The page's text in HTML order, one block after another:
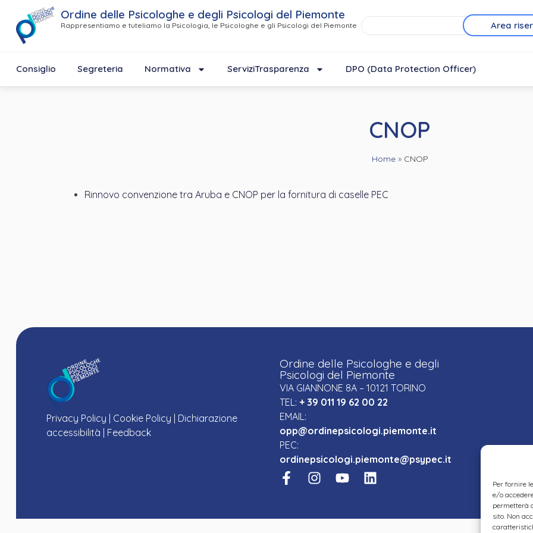
Per fornire
e/o
permetterà
sito. Non
Ordine delle Psicologhe e degli Psicologi del Piemonte
Rappresentiamo e tuteliamo la Psicologia, le Psicologhe e gli Psicologi del Piemonte Area
Consiglio Segreteria Normativa ServiziTrasparenza DPO (Data Protection Officer)
CNOP
Home» CNOP
Rinnovo convenzione tra Aruba e CNOP per la fornitura di caselle PEC
Privacy Policy | Cookie Policy | Dichiarazione
accessibilità | Feedback
Ordine delle Psicologhe e degli
Psicologi del Piemonte
VIA GIANNONE 8A – 10121 TORINO
TEL: + 39 011 19 62 00 22
EMAIL:
opp@ordinepsicologi.piemonte.it
PEC:
ordinepsicologi.piemonte@psypec.it